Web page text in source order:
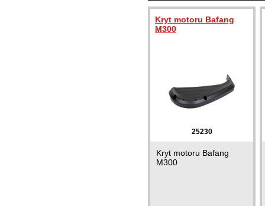
Kryt motoru Bafang
M300
25230
Kryt motoru Bafang
M300